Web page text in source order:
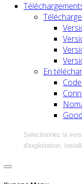
En
Sélectionnez la
d'exploitation.